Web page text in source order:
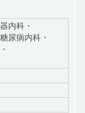
内科・
尿病内科・